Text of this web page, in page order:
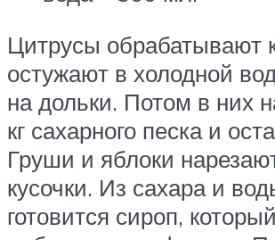
Цитрусы обрабатывают
остужают в холодной
на дольки. Потом в них
кг сахарного песка и
Груши и яблоки
кусочки. Из сахара и
готовится сироп, который